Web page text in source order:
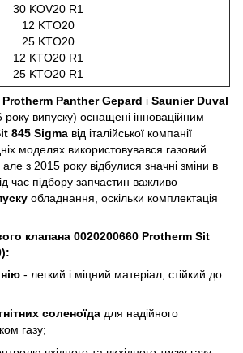
30 KOV20 R1
12 KTO20
25 KTO20
12 KTO20 R1
25 KTO20 R1
Protherm Panther Gepard і Saunier Duval
року випуску) оснащені інноваційним
845 Sigma від італійської компанії
моделях використовувався газовий
з 2015 року відбулися значні зміни в
час підбору запчастин важливо
обладнання, оскільки комплектація
клапана 0020200660 Protherm Sit
- легкий і міцний матеріал, стійкий до
соленоїда для надійного
газу;